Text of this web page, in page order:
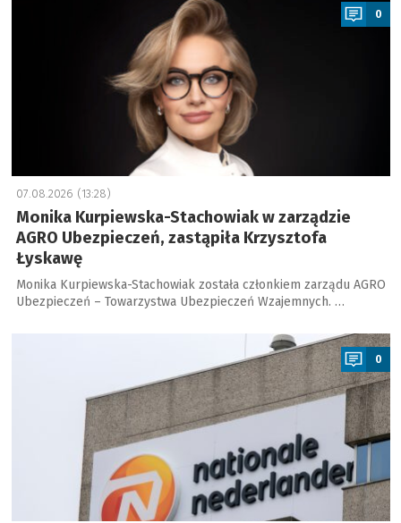
0
07.08.2026 (13:28)
Monika Kurpiewska-Stachowiak w zarządzie
AGRO Ubezpieczeń, zastąpiła Krzysztofa
Łyskawę
Monika Kurpiewska-Stachowiak została członkiem zarządu AGRO
Ubezpieczeń – Towarzystwa Ubezpieczeń Wzajemnych. …
0